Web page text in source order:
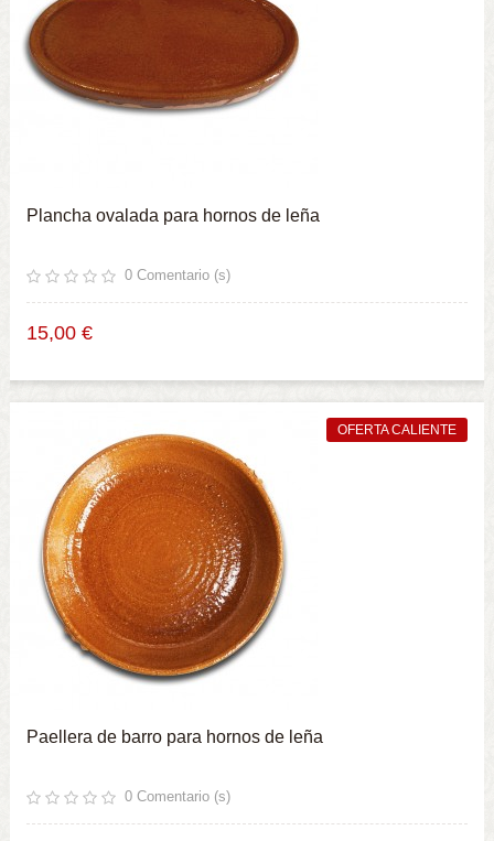
Plancha ovalada para hornos de leña
0 Comentario (s)
15,00 €
OFERTA CALIENTE
Paellera de barro para hornos de leña
0 Comentario (s)